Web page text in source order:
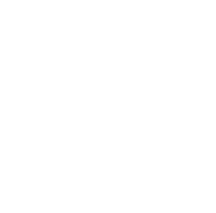
nytt, eller ta bort något av